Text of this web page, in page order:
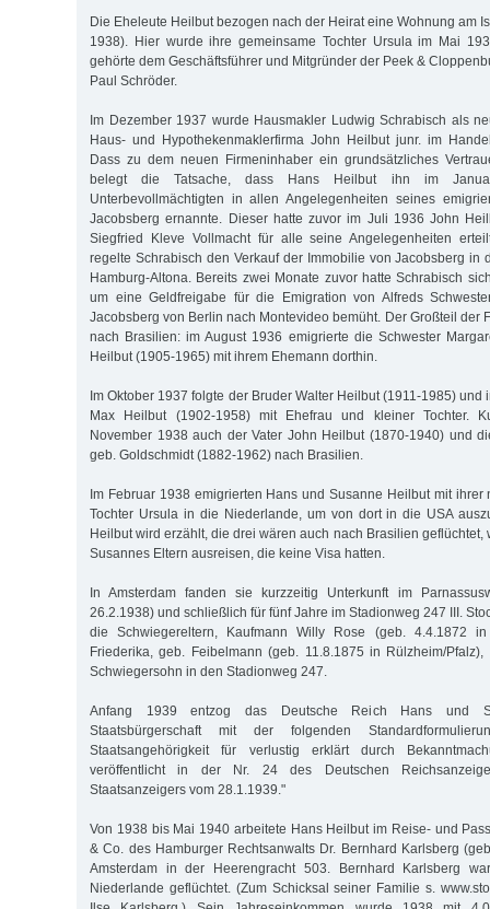
Die Eheleute Heilbut bezogen nach der Heirat eine Wohnung am
1938). Hier wurde ihre gemeinsame Tochter Ursula im Mai
gehörte dem Geschäftsführer und Mitgründer der Peek &
Paul Schröder.
Im Dezember 1937 wurde Hausmakler Ludwig Schrabisch als
Haus- und Hypothekenmaklerfirma John Heilbut junr. im
Dass zu dem neuen Firmeninhaber ein grundsätzliches
belegt die Tatsache, dass Hans Heilbut ihn im
Unterbevollmächtigten in allen Angelegenheiten seines
Jacobsberg ernannte. Dieser hatte zuvor im Juli 1936 John
Siegfried Kleve Vollmacht für alle seine Angelegenheiten
regelte Schrabisch den Verkauf der Immobilie von Jacobsberg in
Hamburg-Altona. Bereits zwei Monate zuvor hatte Schrabisch
um eine Geldfreigabe für die Emigration von Alfreds
Jacobsberg von Berlin nach Montevideo bemüht. Der Großteil der
nach Brasilien: im August 1936 emigrierte die Schwester
Heilbut (1905-1965) mit ihrem Ehemann dorthin.
Im Oktober 1937 folgte der Bruder Walter Heilbut (1911-1985) und
Max Heilbut (1902-1958) mit Ehefrau und kleiner Tochter.
November 1938 auch der Vater John Heilbut (1870-1940) und
geb. Goldschmidt (1882-1962) nach Brasilien.
Im Februar 1938 emigrierten Hans und Susanne Heilbut mit ihrer
Tochter Ursula in die Niederlande, um von dort in die USA
Heilbut wird erzählt, die drei wären auch nach Brasilien geflüchtet,
Susannes Eltern ausreisen, die keine Visa hatten.
In Amsterdam fanden sie kurzzeitig Unterkunft im
26.2.1938) und schließlich für fünf Jahre im Stadionweg 247 III.
die Schwiegereltern, Kaufmann Willy Rose (geb. 4.4.1872
Friederika, geb. Feibelmann (geb. 11.8.1875 in Rülzheim/
Schwiegersohn in den Stadionweg 247.
Anfang 1939 entzog das Deutsche Reich Hans und
Staatsbürgerschaft mit der folgenden
Staatsangehörigkeit für verlustig erklärt durch
veröffentlicht in der Nr. 24 des Deutschen
Staatsanzeigers vom 28.1.1939."
Von 1938 bis Mai 1940 arbeitete Hans Heilbut im Reise- und
& Co. des Hamburger Rechtsanwalts Dr. Bernhard Karlsberg
Amsterdam in der Heerengracht 503. Bernhard Karlsberg
Niederlande geflüchtet. (Zum Schicksal seiner Familie s.